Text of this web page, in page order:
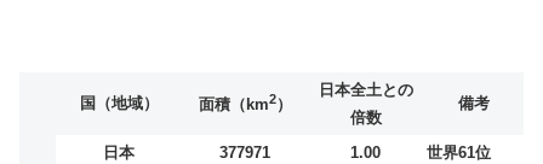
国（地域） 面積（km2）
日本全土との
倍数
備考
日本 377971 1.00
世界61位